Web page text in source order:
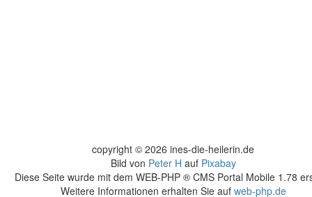
copyright © 2026 ines-die-heilerin.de
Bild von Peter H auf Pixabay
Diese Seite wurde mit dem WEB-PHP ® CMS Portal Mobile 1.78
Weitere Informationen erhalten Sie auf web-php.de